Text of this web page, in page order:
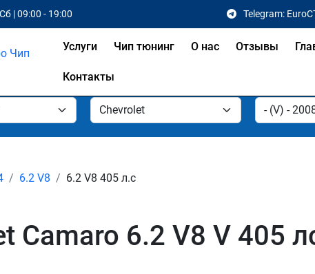
| 09:00 - 19:00 Telegram:
Услуги Чип тюнинг О нас Отзывы
Контакты
6.2 V8 6.2 V8 405 л.с
Camaro 6.2 V8 V 405